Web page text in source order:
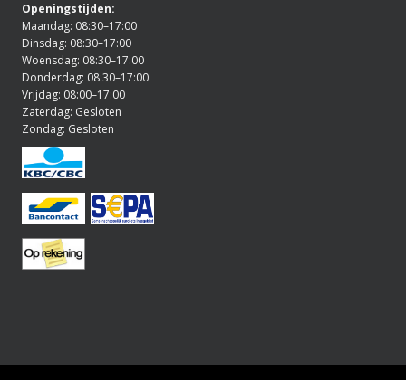
Openingstijden:
Maandag: 08:30–17:00
Dinsdag: 08:30–17:00
Woensdag: 08:30–17:00
Donderdag: 08:30–17:00
Vrijdag: 08:00–17:00
Zaterdag: Gesloten
Zondag: Gesloten